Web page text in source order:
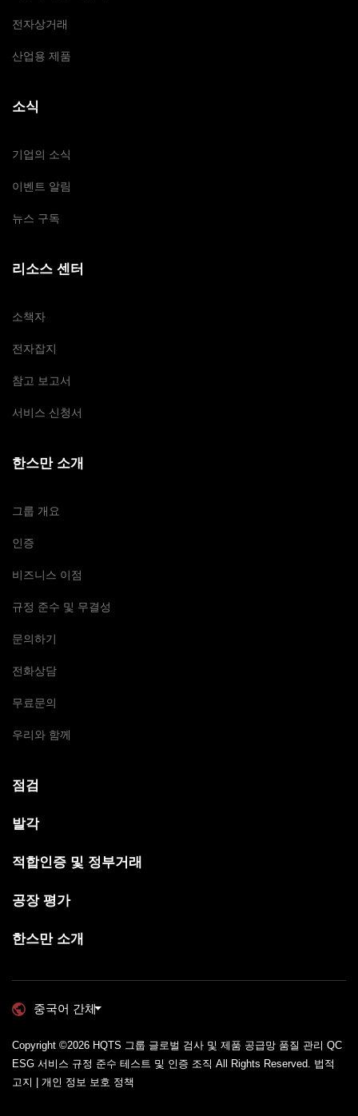
전자상거래
산업용 제품
소식
기업의 소식
이벤트 알림
뉴스 구독
리소스 센터
소책자
전자잡지
참고 보고서
서비스 신청서
한스만 소개
그룹 개요
인증
비즈니스 이점
규정 준수 및 무결성
문의하기
전화상담
무료문의
우리와 함께
점검
발각
적합인증 및 정부거래
공장 평가
한스만 소개
중국어 간체
Copyright ©2026 HQTS 그룹 글로벌 검사 및 제품 공급망 품질 관리 QC
ESG 서비스 규정 준수 테스트 및 인증 조직 All Rights Reserved. 법적
고지 | 개인 정보 보호 정책